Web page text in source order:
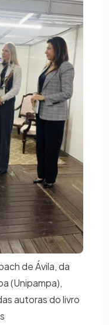
de Ávila, da
(Unipampa),
autoras do livro